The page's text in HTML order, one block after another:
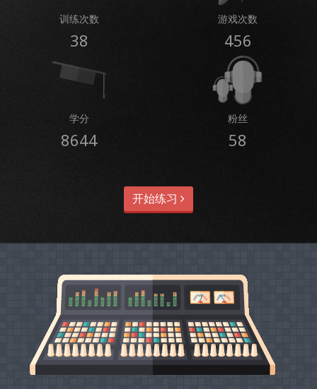
训练次数
38
游戏次数
456
学分
8644
粉丝
58
开始练习